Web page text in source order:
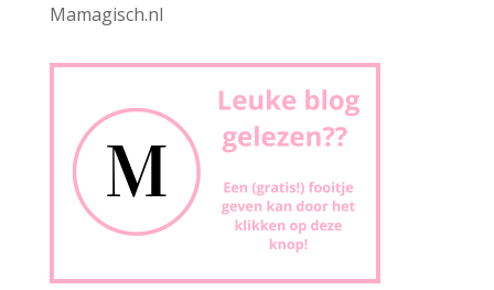
Mamagisch.nl